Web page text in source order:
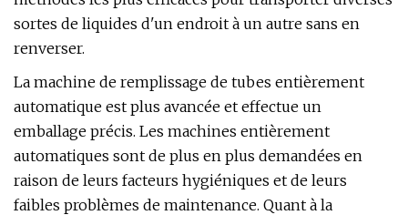
sortes de liquides d'un endroit à un autre sans en
renverser.
La machine de remplissage de tubes entièrement
automatique est plus avancée et effectue un
emballage précis. Les machines entièrement
automatiques sont de plus en plus demandées en
raison de leurs facteurs hygiéniques et de leurs
faibles problèmes de maintenance. Quant à la